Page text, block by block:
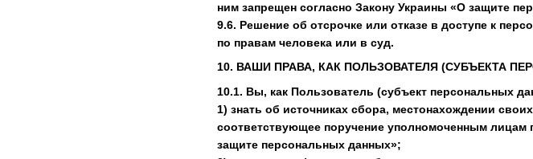
ним запрещен согласно Закону Украины «О защите
9.6. Решение об отсрочке или отказе в доступе к
по правам человека или в суд.
10. ВАШИ ПРАВА, КАК ПОЛЬЗОВАТЕЛЯ (СУБЪЕКТА
10.1. Вы, как Пользователь (субъект персональных
1) знать об источниках сбора, местонахождении
соответствующее поручение уполномоченным
защите персональных данных»;